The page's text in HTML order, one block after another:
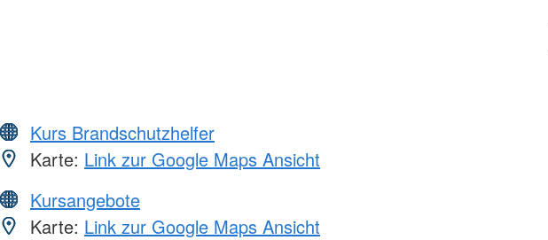
Kurs Brandschutzhelfer
Karte: Link zur Google Maps Ansicht
Kursangebote
Karte: Link zur Google Maps Ansicht